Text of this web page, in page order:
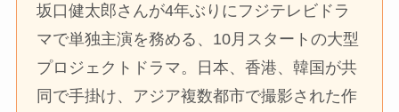
坂口健太郎さんが4年ぶりにフジテレビドラ
マで単独主演を務める、10月スタートの大型
プロジェクトドラマ。日本、香港、韓国が共
同で手掛け、アジア複数都市で撮影された作